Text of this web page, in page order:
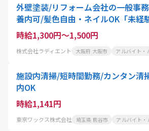
外壁塗装/リフォーム会社の一般事
養内可/髪色自由・ネイルOK「未経
ィスデビューしませんか?」駅チカ!
時給1,300円～1,500円
株式会社ラディエント 大阪府 大阪市 アルバイト・
施設内清掃/短時間勤務/カンタン清
内OK
時給1,141円
東京ワックス株式会社 埼玉県 熊谷市 アルバイト・